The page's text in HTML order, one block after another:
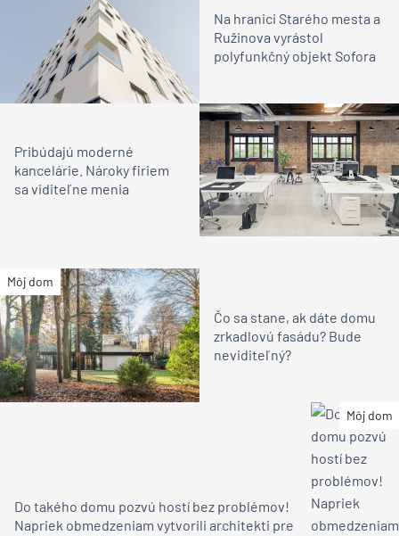
Na hranici Starého mesta a
Ružinova vyrástol
polyfunkčný objekt Sofora
Pribúdajú moderné
kancelárie. Nároky firiem
sa viditeľne menia
Môj dom
Čo sa stane, ak dáte domu
zrkadlovú fasádu? Bude
neviditeľný?
Môj dom
Do takého domu pozvú hostí bez problémov!
Napriek obmedzeniam vytvorili architekti pre